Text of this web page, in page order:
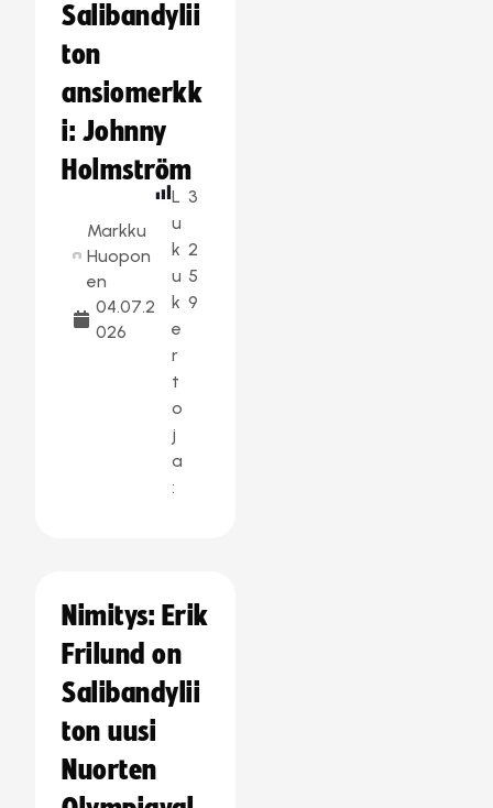
Salibandylii
ton
ansiomerkk
i: Johnny
Holmström
Markku
Huopon
en
04.07.2
026
L
u
k
u
k
e
r
t
o
j
a
:
3
2
5
9
Nimitys: Erik
Frilund on
Salibandylii
ton uusi
Nuorten